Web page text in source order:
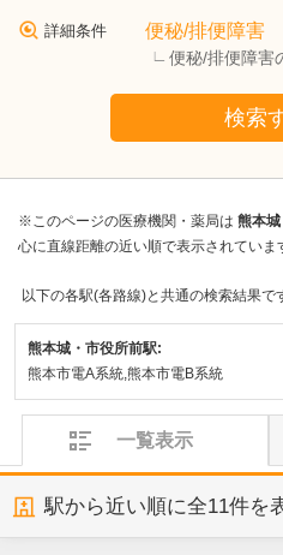
詳細条件 便秘/排便障害
便秘/排便障害
検索
※このページの医療機関・薬局は 熊本
心に直線距離の近い順で表示されていま
以下の各駅(各路線)と共通の検索結果で
熊本城・市役所前駅:
熊本市電A系統,熊本市電B系統
一覧表示
駅から近い順に全11件を